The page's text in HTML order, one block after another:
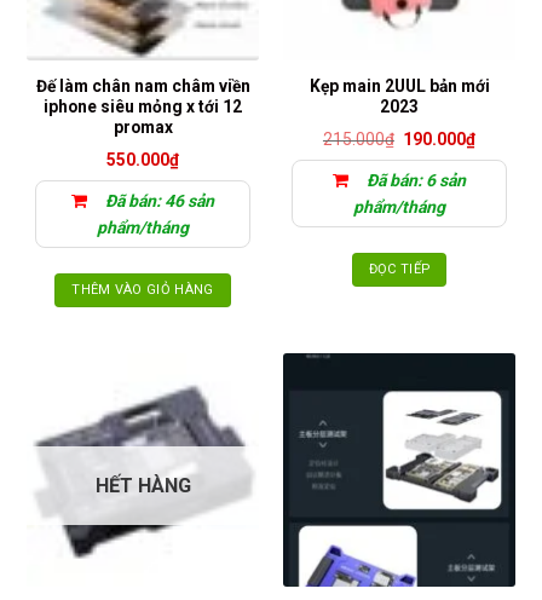
Đế làm chân nam châm viền
iphone siêu mỏng x tới 12
promax
550.000₫
Đã bán: 46 sản
phẩm/tháng
THÊM VÀO GIỎ HÀNG
Kẹp main 2UUL bản mới
2023
215.000₫ Giá
là:
215.000₫.
190.000₫Giá
Đã bán: 6 sản
phẩm/tháng
ĐỌC TIẾP
HẾT HÀNG